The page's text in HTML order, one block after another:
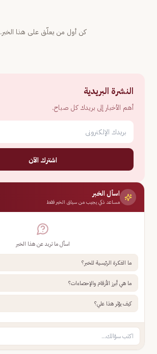
كن أول من يعلّق على هذا الخبر.
النشرة البريدية
أهم الأخبار إلى بريدك كل صباح.
اشترك الآن
اسأل الخبر
مساعد ذكي يجيب من سياق الخبر فقط
اسأل ما تريد عن هذا الخبر
ما الفكرة الرئيسية للخبر؟
ما هي أبرز الأرقام والإحصاءات؟
كيف يؤثر هذا علي؟